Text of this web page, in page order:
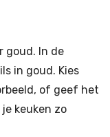
goud. In de
in goud. Kies
of geef het
keuken zo